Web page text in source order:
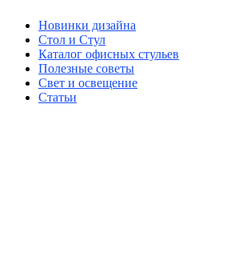
Новинки дизайна
Стол и Стул
Каталог офисных стульев
Полезные советы
Свет и освещение
Статьи